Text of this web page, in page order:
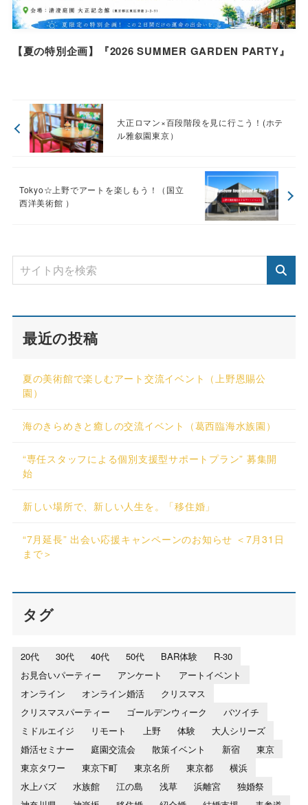
【夏の特別企画】『2026 SUMMER GARDEN PARTY』
大正ロマン×百段階段を見に行こう！(ホテ
ル雅叙園東京）
Tokyo☆上野でアートを楽しもう！（国立
西洋美術館 ）
最近の投稿
夏の美術館で楽しむアート交流イベント（上野恩賜公
園）
海のきらめきと癒しの交流イベント（葛西臨海水族園）
“専任スタッフによる個別支援型サポートプラン” 募集開
始
新しい場所で、新しい人生を。「移住婚」
“7月延長” 出会い応援キャンペーンのお知らせ ＜7月31日
まで＞
タグ
20代 30代 40代 50代 BAR体験
R-30
お見合いパーティー
アンケート
アートイベント
オンライン
オンライン婚活
クリスマス
クリスマスパーティー
ゴールデンウィーク
バツイチ
ミドルエイジ
リモート 上野 体験
大人シリーズ
婚活セミナー
庭園交流会 散策イベント 新宿
東京
東京タワー
東京下町 東京名所 東京都
横浜
水上バズ
水族館 江の島 浅草 浜離宮
独婚祭